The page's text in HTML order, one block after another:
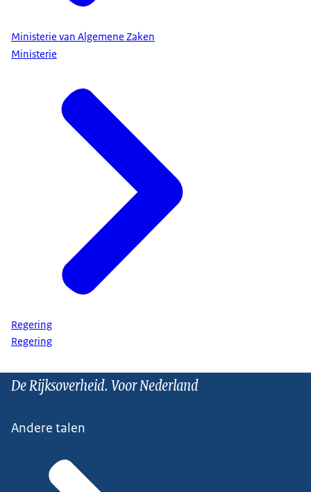
Ministerie van Algemene Zaken
Ministerie
Regering
Regering
De Rijksoverheid. Voor Nederland
Andere talen